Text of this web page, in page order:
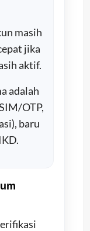
masih
jika
aktif.
adalah
OTP,
baru